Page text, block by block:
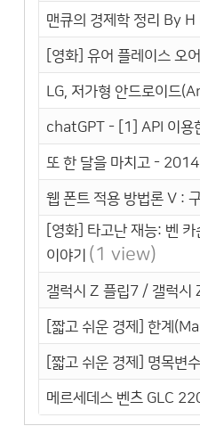
맨큐의 경제학 정리 By
[영화] 유어 플레이스
LG, 저가형 안드로이드
chatGPT - [1] API 이용
또 한 달을 마치고 -
웹 폰트 적용 방법론 V :
[영화] 타고난 재능: 벤
이야기 (1 view)
갤럭시 Z 플립7 / 갤럭시
[짧고 쉬운 경제] 한계
[짧고 쉬운 경제] 명목변
메르세데스 벤츠 GLC